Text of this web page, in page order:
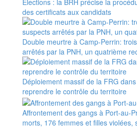
Élections : la BRH précise la procédure de
des certificats aux candidats
Double meurtre à Camp-Perrin: trois
arrêtés par la PNH, un quatrième
Déploiement massif de la FRG dans
reprendre le contrôle du territoire
Affrontement des gangs à Port-au-Prince:
morts, 176 femmes et filles violées, selon